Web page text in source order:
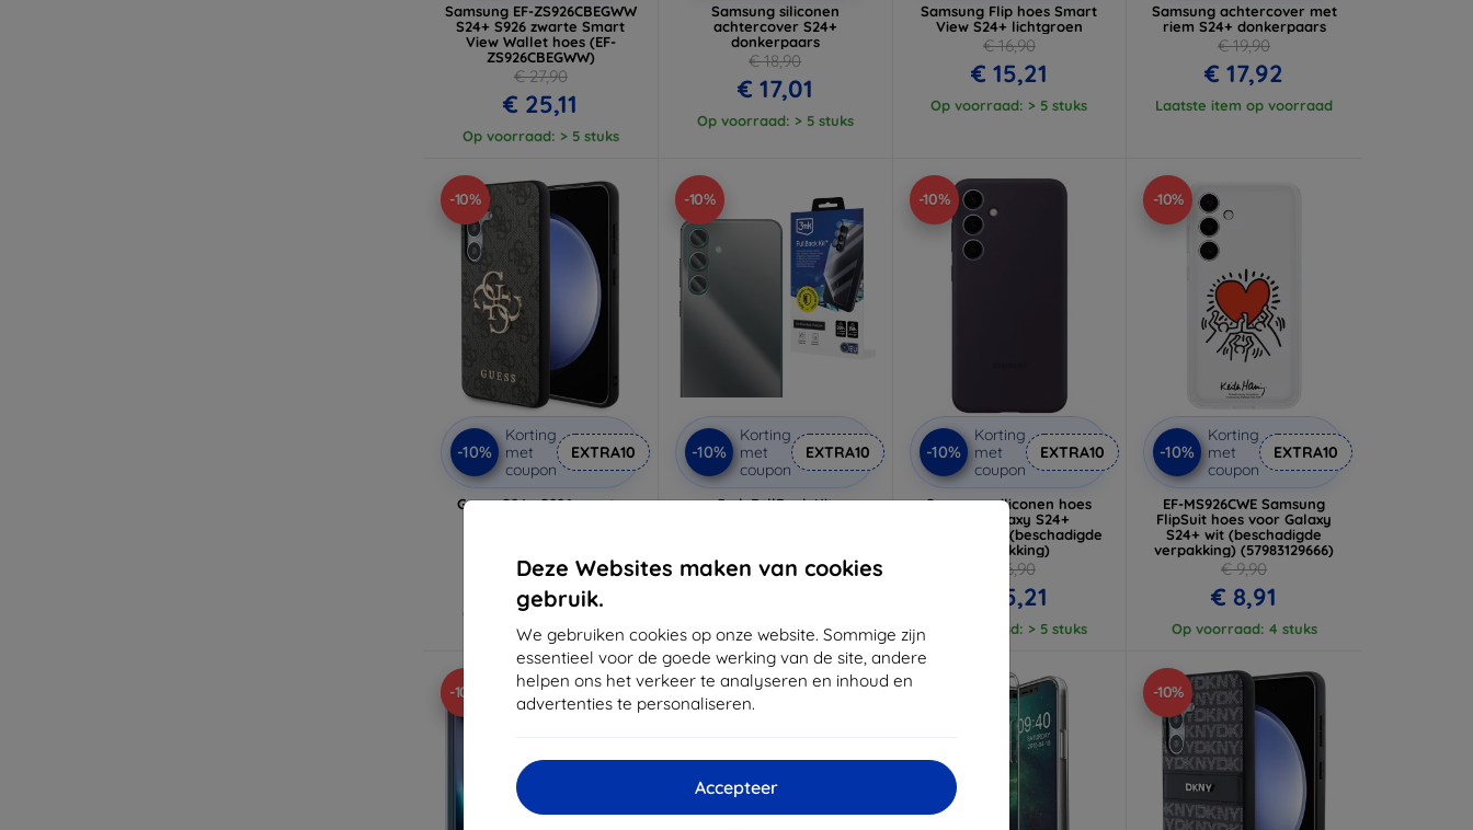
Deze Websites maken van cookies
gebruik.
We gebruiken cookies op onze website. Sommige zijn
essentieel voor de goede werking van de site, andere
helpen ons het verkeer te analyseren en inhoud en
advertenties te personaliseren.
Accepteer
Samsung EF-ZS926CBEGWW
S24+ S926 zwarte Smart
View Wallet hoes (EF-
ZS926CBEGWW)
€ 27,90
€ 25,11
Op voorraad: > 5 stuks
Samsung siliconen
achtercover S24+
donkerpaars
€ 18,90
€ 17,01
Op voorraad: > 5 stuks
Samsung Flip hoes Smart
View S24+ lichtgroen
€ 16,90
€ 15,21
Op voorraad: > 5 stuks
Samsung achtercover met
riem S24+ donkerpaars
€ 19,90
€ 17,92
Laatste item op voorraad
-10%
-10%
Korting
met
coupon
EXTRA10
Guess S24+ S926 zwarte
€ 23,30
Op voorraad: > 5 stuks
-10%
-10%
Korting
met
coupon
EXTRA10
3mk FullBack Kit
€ 17,92
-10%
-10%
Korting
met
coupon
EXTRA10
Samsung siliconen hoes
voor Galaxy S24+
donkerpaars (beschadigde
verpakking)
€ 16,90
€ 15,21
Op voorraad: > 5 stuks
-10%
-10%
Korting
met
coupon
EXTRA10
EF-MS926CWE Samsung
FlipSuit hoes voor Galaxy
S24+ wit (beschadigde
verpakking) (57983129666)
€ 9,90
€ 8,91
Op voorraad: 4 stuks
-10% -10% -10%